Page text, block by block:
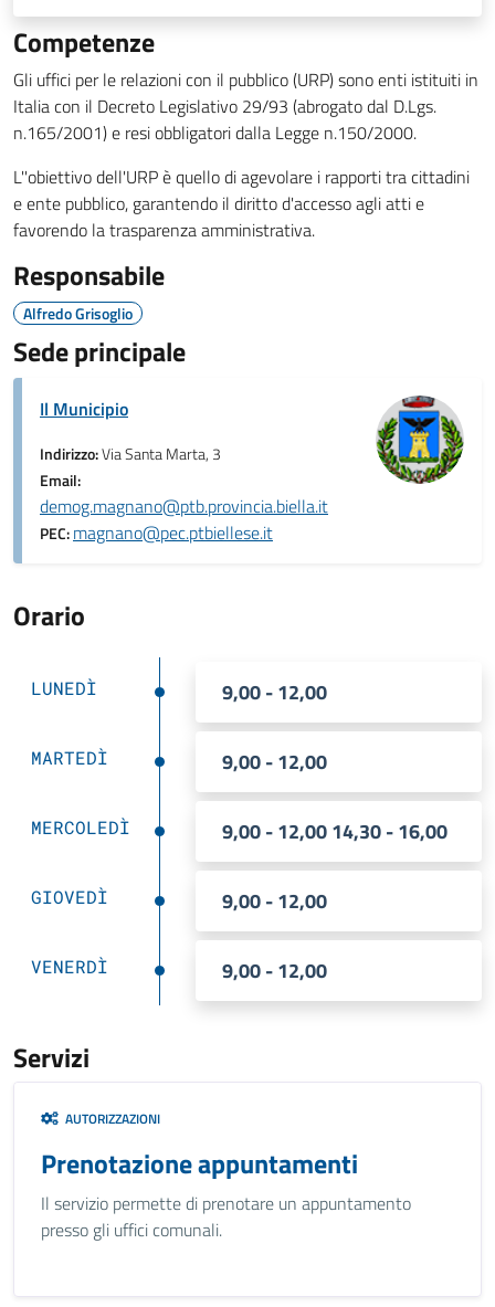
Competenze
Gli uffici per le relazioni con il pubblico (URP) sono enti istituiti in
Italia con il Decreto Legislativo 29/93 (abrogato dal D.Lgs.
n.165/2001) e resi obbligatori dalla Legge n.150/2000.
L''obiettivo dell'URP è quello di agevolare i rapporti tra cittadini
e ente pubblico, garantendo il diritto d'accesso agli atti e
favorendo la trasparenza amministrativa.
Responsabile
Alfredo Grisoglio
Sede principale
Il Municipio
Indirizzo:Via Santa Marta, 3
Email:
demog.magnano@ptb.provincia.biella.it
PEC:magnano@pec.ptbiellese.it
Orario
LUNEDÌ 9,00 - 12,00
MARTEDÌ 9,00 - 12,00
MERCOLEDÌ 9,00 - 12,00 14,30 - 16,00
GIOVEDÌ 9,00 - 12,00
VENERDÌ 9,00 - 12,00
Servizi
AUTORIZZAZIONI
Prenotazione appuntamenti
Il servizio permette di prenotare un appuntamento
presso gli uffici comunali.